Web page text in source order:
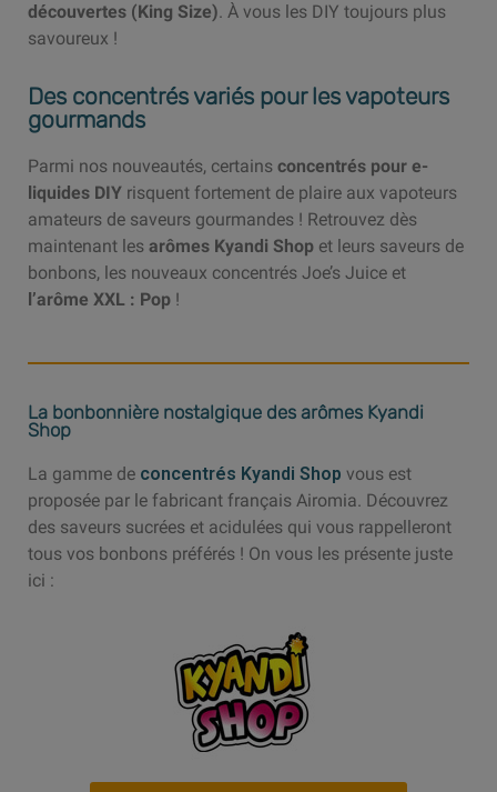
découvertes (King Size). À vous les DIY toujours plus
savoureux !
Des concentrés variés pour les vapoteurs
gourmands
Parmi nos nouveautés, certains concentrés pour e-
liquides DIY risquent fortement de plaire aux vapoteurs
amateurs de saveurs gourmandes ! Retrouvez dès
maintenant les arômes Kyandi Shop et leurs saveurs de
bonbons, les nouveaux concentrés Joe’s Juice et
l’arôme XXL : Pop !
La bonbonnière nostalgique des arômes Kyandi
Shop
La gamme de concentrés Kyandi Shop vous est
proposée par le fabricant français Airomia. Découvrez
des saveurs sucrées et acidulées qui vous rappelleront
tous vos bonbons préférés ! On vous les présente juste
ici :